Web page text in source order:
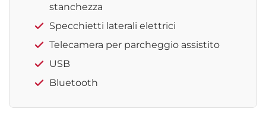
stanchezza
Specchietti laterali elettrici
Telecamera per parcheggio assistito
USB
Bluetooth